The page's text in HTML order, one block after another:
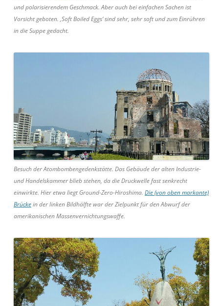
und polarisierendem Geschmack. Aber auch bei einfachen Sachen ist
Vorsicht geboten. ‚Soft Boiled Eggs‘ sind sehr, sehr soft und zum Einrühren
in die Suppe gedacht.
Besuch der Atombombengedenkstätte. Das Gebäude der alten Industrie-
und Handelskammer blieb stehen, da die Druckwelle fast senkrecht
einwirkte. Hier etwa liegt Ground-Zero-Hiroshima. Die (von oben markante)
Brückein der linken Bildhälfte war der Zielpunkt für den Abwurf der
amerikanischen Massenvernichtungswaffe.